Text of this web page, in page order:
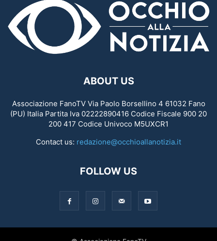
ABOUT US
Associazione FanoTV Via Paolo Borsellino 4 61032 Fano
(PU) Italia Partita Iva 02222890416 Codice Fiscale 900 20
200 417 Codice Univoco M5UXCR1
Contact us: redazione@occhioallanotizia.it
FOLLOW US